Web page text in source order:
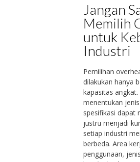
Jangan
Memilih
untuk
Industri
Pemilihan
dilakukan hanya
kapasitas
menentukan
spesifikasi dapat
justru menjadi
setiap industri
berbeda. Area
penggunaan,